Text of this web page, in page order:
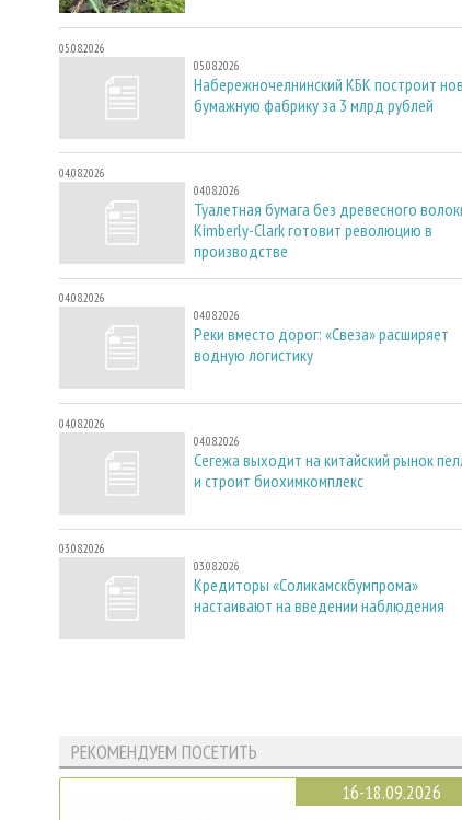
05.08.2026
05.08.2026
Набережночелнинский КБК построит
бумажную фабрику за 3 млрд рублей
04.08.2026
04.08.2026
Туалетная бумага без древесного
Kimberly-Clark готовит революцию в
производстве
04.08.2026
04.08.2026
Реки вместо дорог: «Свеза» расширяет
водную логистику
04.08.2026
04.08.2026
Сегежа выходит на китайский рынок
и строит биохимкомплекс
03.08.2026
03.08.2026
Кредиторы «Соликамскбумпрома»
настаивают на введении наблюдения
РЕКОМЕНДУЕМ ПОСЕТИТЬ
16-18.09.2026